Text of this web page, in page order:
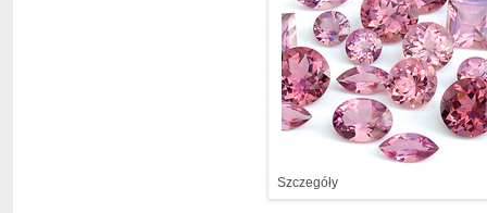
Szczegóły